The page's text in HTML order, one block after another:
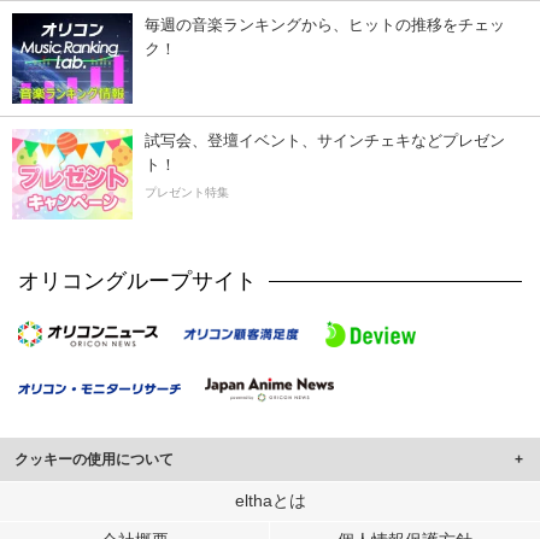
毎週の音楽ランキングから、ヒットの推移をチェッ
ク！
試写会、登壇イベント、サインチェキなどプレゼン
ト！
プレゼント特集
オリコングループサイト
クッキーの使用について
このサイトでは Cookie を使用して、ユーザーに合わせたコンテンツや広告の
elthaとは